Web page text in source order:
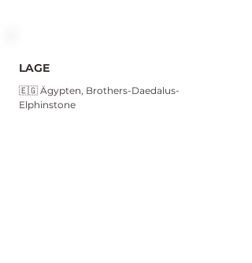
LAGE
🇪🇬 Ägypten, Brothers-Daedalus-
Elphinstone